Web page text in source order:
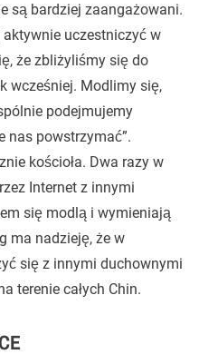
są bardziej zaangażowani.
uczestniczyć w
że zbliżyliśmy się do
wcześniej. Modlimy się,
podejmujemy
nas powstrzymać”.
kościoła. Dwa razy w
Internet z innymi
się modlą i wymieniają
ma nadzieję, że w
się z innymi duchownymi
terenie całych Chin.